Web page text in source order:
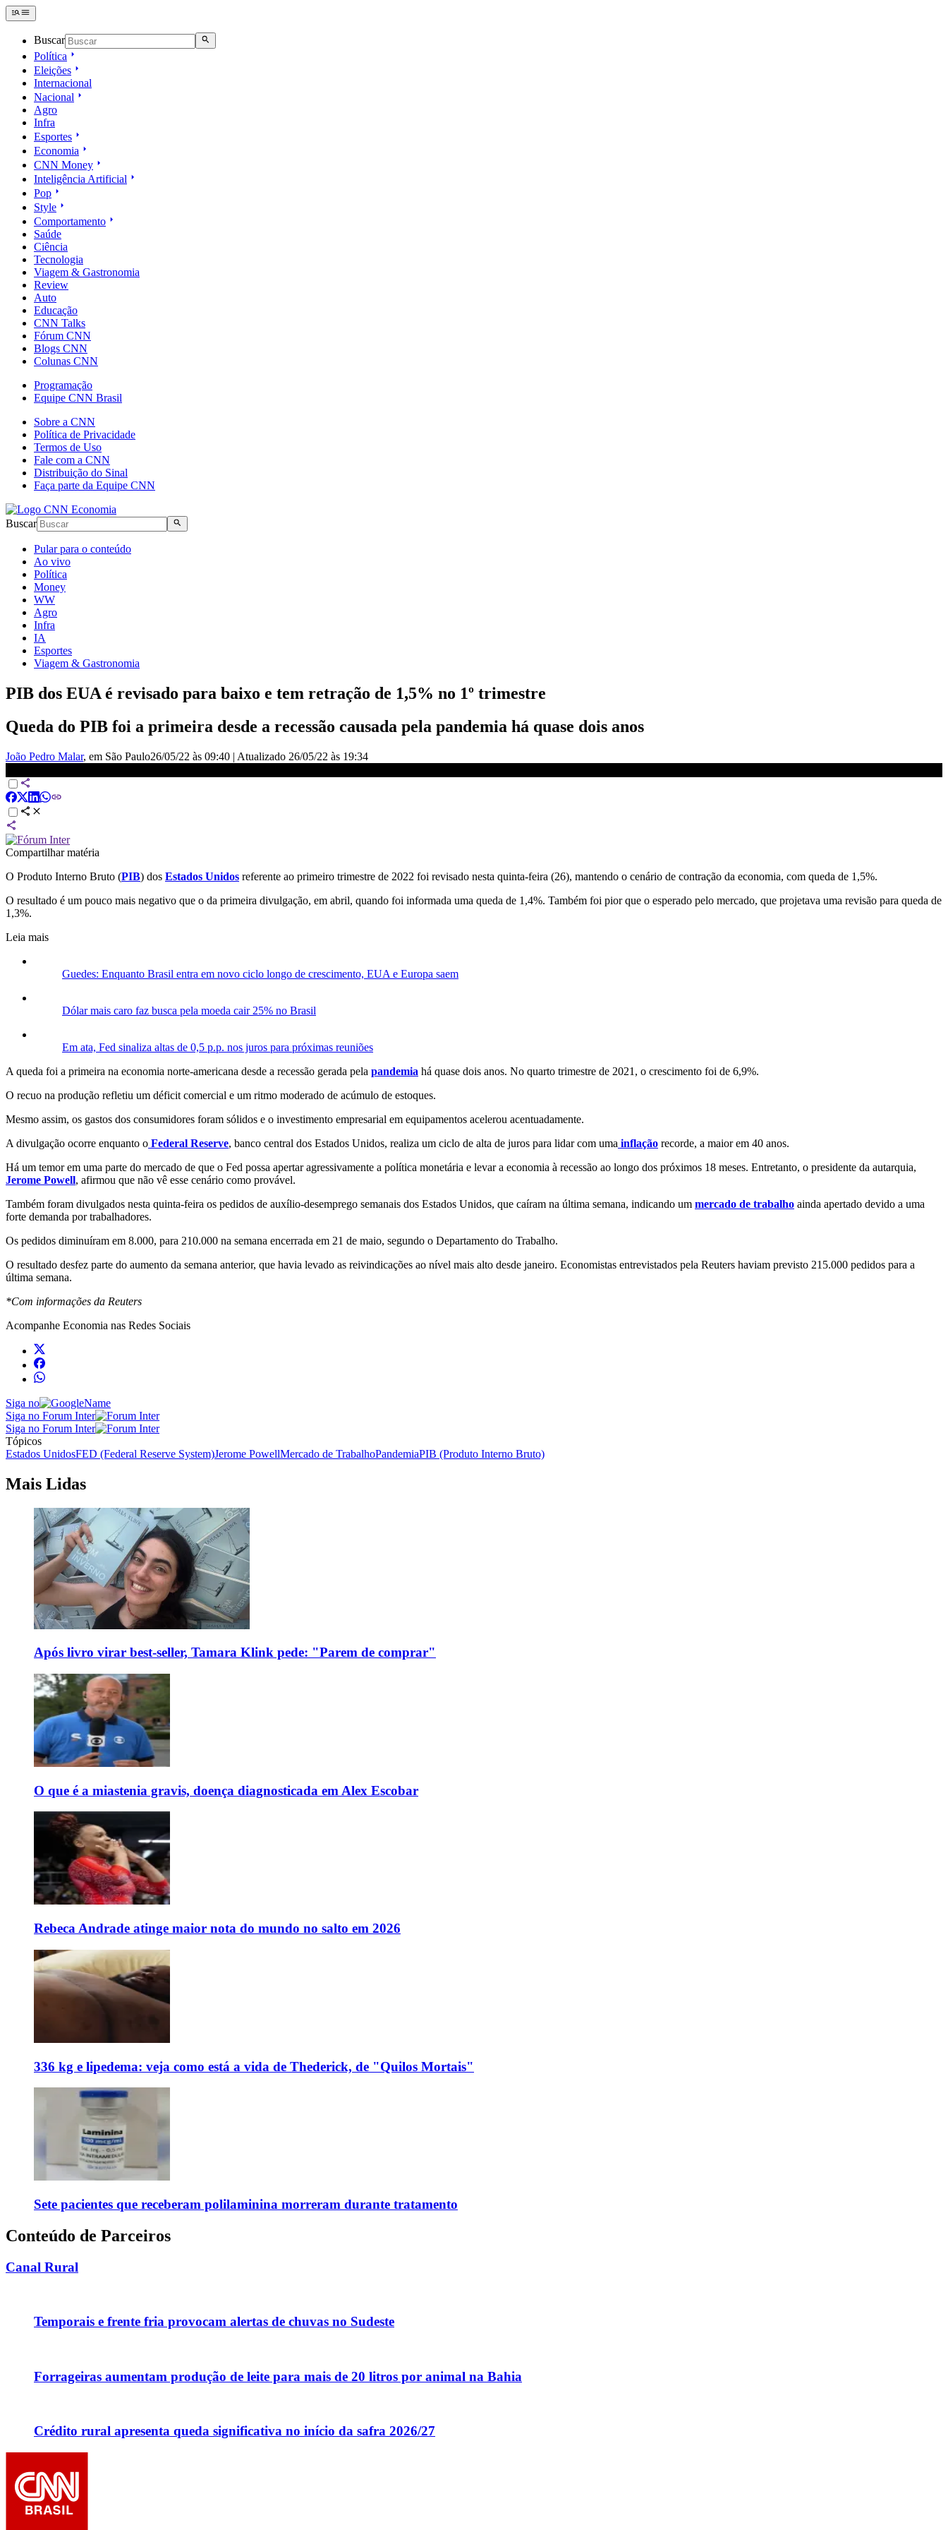
Buscar
Política
Eleições
Internacional
Nacional
Agro
Infra
Esportes
Economia
CNN Money
Inteligência Artificial
Pop
Style
Comportamento
Saúde
Ciência
Tecnologia
Viagem & Gastronomia
Review
Auto
Educação
CNN Talks
Fórum CNN
Blogs CNN
Colunas CNN
Programação
Equipe CNN Brasil
Sobre a CNN
Política de Privacidade
Termos de Uso
Fale com a CNN
Distribuição do Sinal
Faça parte da Equipe CNN
Buscar
Pular para o conteúdo
Ao vivo
Política
Money
WW
Agro
Infra
IA
Esportes
Viagem & Gastronomia
PIB dos EUA é revisado para baixo e tem retração de 1,5% no 1º trimestre
Queda do PIB foi a primeira desde a recessão causada pela pandemia há quase dois anos
João Pedro Malar, em São Paulo26/05/22 às 09:40 | Atualizado 26/05/22 às 19:34
Compartilhar matéria
O Produto Interno Bruto (PIB) dos Estados Unidos referente ao primeiro trimestre de 2022 foi revisado nesta quinta-feira (26), mantendo o cenário de contração da economia, com queda de 1,5%.
O resultado é um pouco mais negativo que o da primeira divulgação, em abril, quando foi informada uma queda de 1,4%. Também foi pior que o esperado pelo mercado, que projetava uma revisão para queda de
1,3%.
Leia mais
Guedes: Enquanto Brasil entra em novo ciclo longo de crescimento, EUA e Europa saem
Dólar mais caro faz busca pela moeda cair 25% no Brasil
Em ata, Fed sinaliza altas de 0,5 p.p. nos juros para próximas reuniões
A queda foi a primeira na economia norte-americana desde a recessão gerada pela pandemia há quase dois anos. No quarto trimestre de 2021, o crescimento foi de 6,9%.
O recuo na produção refletiu um déficit comercial e um ritmo moderado de acúmulo de estoques.
Mesmo assim, os gastos dos consumidores foram sólidos e o investimento empresarial em equipamentos acelerou acentuadamente.
A divulgação ocorre enquanto o Federal Reserve, banco central dos Estados Unidos, realiza um ciclo de alta de juros para lidar com uma inflação recorde, a maior em 40 anos.
Há um temor em uma parte do mercado de que o Fed possa apertar agressivamente a política monetária e levar a economia à recessão ao longo dos próximos 18 meses. Entretanto, o presidente da autarquia,
Jerome Powell, afirmou que não vê esse cenário como provável.
Também foram divulgados nesta quinta-feira os pedidos de auxílio-desemprego semanais dos Estados Unidos, que caíram na última semana, indicando um mercado de trabalho ainda apertado devido a uma
forte demanda por trabalhadores.
Os pedidos diminuíram em 8.000, para 210.000 na semana encerrada em 21 de maio, segundo o Departamento do Trabalho.
O resultado desfez parte do aumento da semana anterior, que havia levado as reivindicações ao nível mais alto desde janeiro. Economistas entrevistados pela Reuters haviam previsto 215.000 pedidos para a
última semana.
*Com informações da Reuters
Acompanhe Economia nas Redes Sociais
Siga no
Siga no Forum Inter
Siga no Forum Inter
Tópicos
Estados UnidosFED (Federal Reserve System)Jerome PowellMercado de TrabalhoPandemiaPIB (Produto Interno Bruto)
Mais Lidas
Após livro virar best-seller, Tamara Klink pede: "Parem de comprar"
O que é a miastenia gravis, doença diagnosticada em Alex Escobar
Rebeca Andrade atinge maior nota do mundo no salto em 2026
336 kg e lipedema: veja como está a vida de Thederick, de "Quilos Mortais"
Sete pacientes que receberam polilaminina morreram durante tratamento
Conteúdo de Parceiros
Canal Rural
Temporais e frente fria provocam alertas de chuvas no Sudeste
Forrageiras aumentam produção de leite para mais de 20 litros por animal na Bahia
Crédito rural apresenta queda significativa no início da safra 2026/27